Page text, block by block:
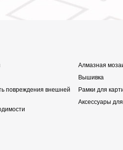
повреждения внешней
Алмазная
Вышивка
Рамки для
Аксессуары